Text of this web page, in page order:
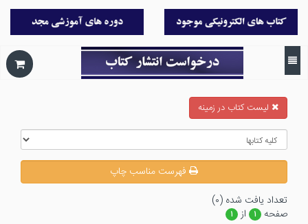
ليست كتاب در زمينه
فهرست مناسب چاپ
تعداد يافت شده (۰)
صفحه
۱ از ۱